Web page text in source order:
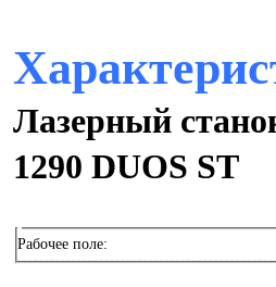
Лазерный
1290 DUOS ST
Рабочее поле: